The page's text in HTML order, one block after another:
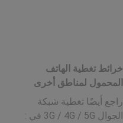
خرائط تغطية الهاتف
المحمول لمناطق أخرى
راجع أيضًا تغطية شبكة
الجوال 3G / 4G / 5G في
: